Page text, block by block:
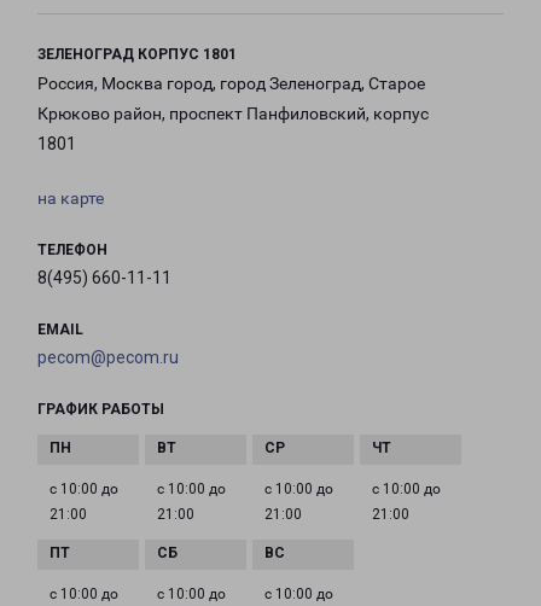
ЗЕЛЕНОГРАД КОРПУС 1801
Россия, Москва город, город Зеленоград, Старое
Крюково район, проспект Панфиловский, корпус
1801
на карте
ТЕЛЕФОН
8(495) 660-11-11
EMAIL
pecom@pecom.ru
ГРАФИК РАБОТЫ
с 10:00 до
21:00
с 10:00 до
21:00
с 10:00 до
21:00
с 10:00 до
21:00
с 10:00 до
с 10:00 до
с 10:00 до